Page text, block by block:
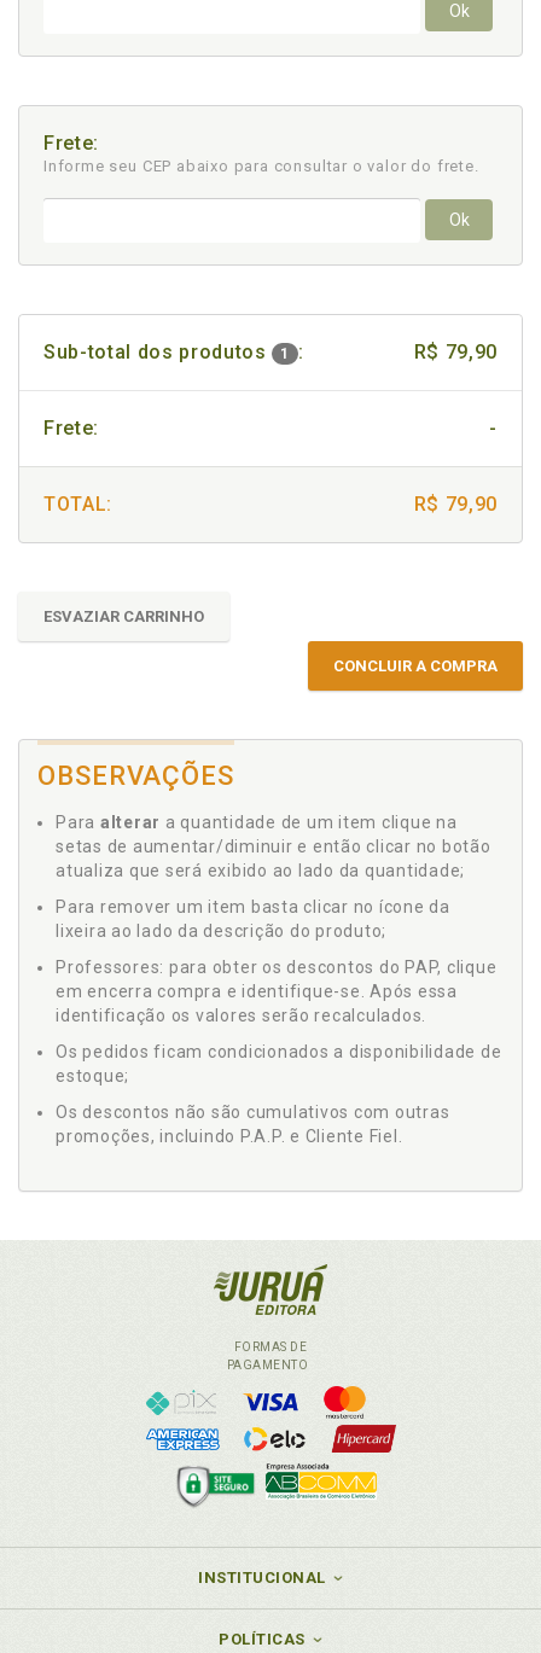
Ok
Frete:
Informe seu CEP abaixo para consultar o valor do frete.
Ok
Sub-total dos produtos 1 : R$ 79,90
Frete: -
TOTAL: R$ 79,90
ESVAZIAR CARRINHO
CONCLUIR A COMPRA
OBSERVAÇÕES
Para alterar a quantidade de um item clique na
setas de aumentar/diminuir e então clicar no botão
atualiza que será exibido ao lado da quantidade;
Para remover um item basta clicar no ícone da
lixeira ao lado da descrição do produto;
Professores: para obter os descontos do PAP, clique
em encerra compra e identifique-se. Após essa
identificação os valores serão recalculados.
Os pedidos ficam condicionados a disponibilidade de
estoque;
Os descontos não são cumulativos com outras
promoções, incluindo P.A.P. e Cliente Fiel.
FORMAS DE
PAGAMENTO
INSTITUCIONAL
POLÍTICAS